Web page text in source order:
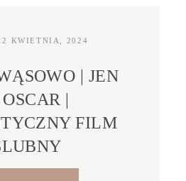
KWIETNIA, 2024
| JEN
|
FILM